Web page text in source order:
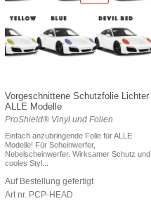
Vorgeschnittene Schutzfolie Lichter
ALLE Modelle
ProShield® Vinyl und Folien
Einfach anzubringende Folie für ALLE
Modelle! Für Scheinwerfer,
Nebelscheinwerfer. Wirksamer Schutz und
cooles Styl...
Auf Bestellung gefertigt
Art nr. PCP-HEAD